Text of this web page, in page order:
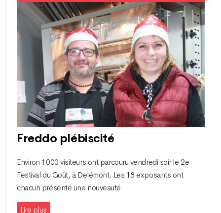
Freddo plébiscité
Environ 1000 visiteurs ont parcouru vendredi soir le 2e
Festival du Goût, à Delémont. Les 18 exposants ont
chacun présenté une nouveauté.
Lire plus